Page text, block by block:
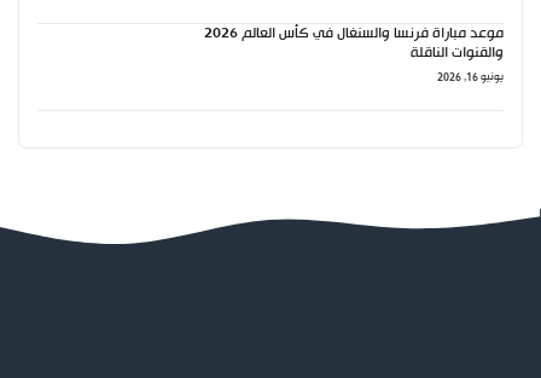
موعد مباراة فرنسا والسنغال في كأس العالم 2026
والقنوات الناقلة
يونيو 16, 2026